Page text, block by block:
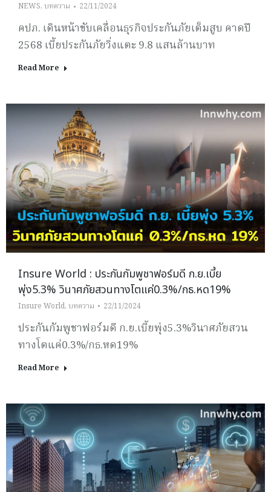
NEWS, บทความ 22/11/2024
คปภ. เดินหน้าขับเคลื่อนธุรกิจประกันภัยเต็มสูบ คาดปี
2568 เบี้ยประกันภัยวิ่งแตะ 9.8 แสนล้านบาท
Read More
Insure World : ประกันกัมพูชาฟอร์มดี ก.ย.เบี้ย
พุ่ง5.3% วินาศภัยสวนทางโตแค่0.3%/กธ.หด19%
Insure World, บทความ 22/11/2024
ประกันกัมพูชาฟอร์มดี ก.ย.เบี้ยพุ่ง5.3%วินาศภัยสวน
ทางโตแค่0.3%/กธ.หด19%
Read More